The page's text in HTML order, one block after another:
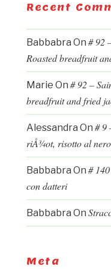
Recent
Babbabra On # 92
Roasted breadfruit
Marie On # 92 –
breadfruit and fried
Alessandra On # 9
riÅ¾ot, risotto al
Babbabra On #
con datteri
Babbabra On
Meta